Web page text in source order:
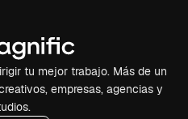
tu mejor trabajo. Más de un
empresas, agencias y